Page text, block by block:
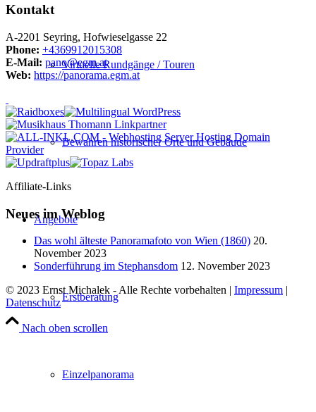
Virtuelle Rundgänge / Touren
Bewahren historischer Orte und Gebäude
Angebote
Erstberatung
Einzelpanorama
Kontakt
A-2201 Seyring, Hofwieselgasse 22
Phone: +4369912015308
E-Mail: pano@egm.at
Web: https://panorama.egm.at
Affiliate-Links
Neues im Weblog
Das wohl älteste Panoramafoto von Wien (1860) 20.
November 2023
Sonderführung im Stephansdom 12. November 2023
© 2023 Ernst Michalek - Alle Rechte vorbehalten | Impressum
Datenschutz
Nach oben scrollen